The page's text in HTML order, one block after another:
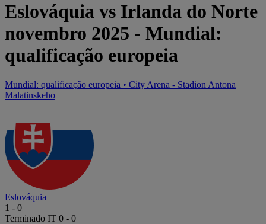
Eslováquia vs Irlanda do Norte
novembro 2025 - Mundial:
qualificação europeia
Mundial: qualificação europeia • City Arena - Stadion Antona
Malatinskeho
Eslováquia
1 - 0
Terminado IT 0 - 0